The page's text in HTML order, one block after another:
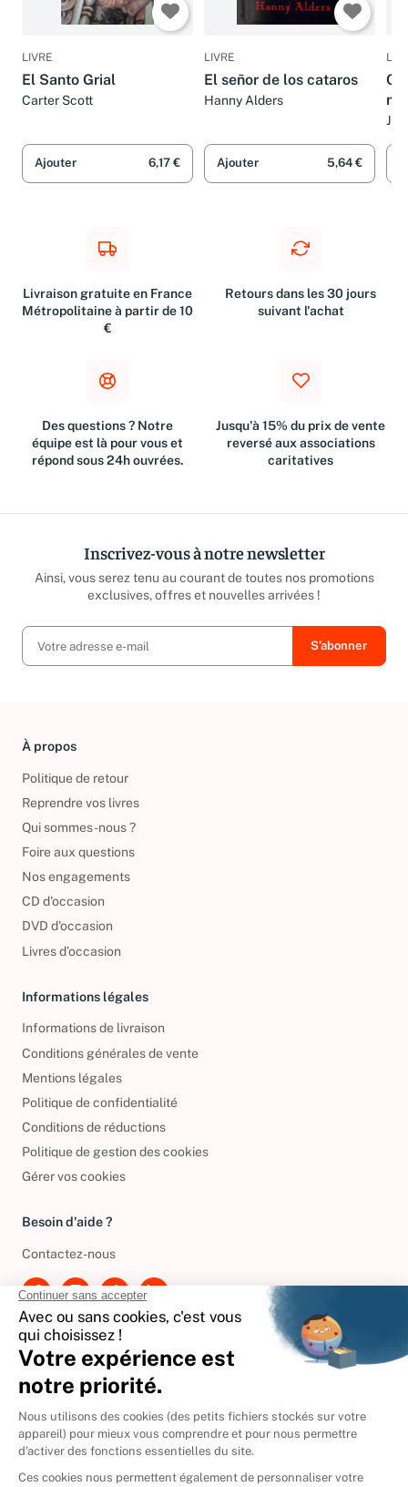
LIVRE
El Santo Grial
Carter Scott
Ajouter 6,17 €
LIVRE
El señor de los cataros
Hanny Alders
Ajouter 5,64 €
Livraison gratuite en France
Métropolitaine à partir de 10
€
Retours dans les 30 jours
suivant l'achat
Des questions ? Notre
équipe est là pour vous et
répond sous 24h ouvrées.
Jusqu'à 15% du prix de vente
reversé aux associations
caritatives
Inscrivez-vous à notre newsletter
Ainsi, vous serez tenu au courant de toutes nos promotions
exclusives, offres et nouvelles arrivées !
À propos
Politique de retour
Reprendre vos livres
Qui sommes-nous ?
Foire aux questions
Nos engagements
CD d'occasion
DVD d'occasion
Livres d’occasion
Informations légales
Informations de livraison
Conditions générales de vente
Mentions légales
Politique de confidentialité
Conditions de réductions
Politique de gestion des cookies
Gérer vos cookies
Besoin d'aide ?
Contactez-nous
International
🇪🇸Espagne
🇩🇪Allemagne
🇮🇹 Italie